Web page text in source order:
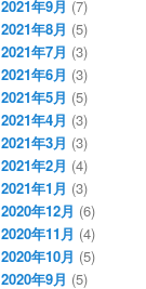
2021年9月 (7)
2021年8月 (5)
2021年7月 (3)
2021年6月 (3)
2021年5月 (5)
2021年4月 (3)
2021年3月 (3)
2021年2月 (4)
2021年1月 (3)
2020年12月 (6)
2020年11月 (4)
2020年10月 (5)
2020年9月 (5)